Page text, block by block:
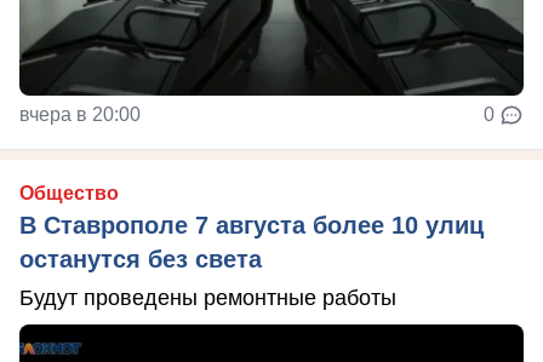
вчера в 20:00 0
Общество
В Ставрополе 7 августа более 10 улиц
останутся без света
Будут проведены ремонтные работы